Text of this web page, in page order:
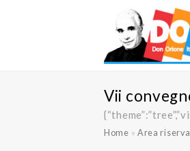
Vii
Home » Area